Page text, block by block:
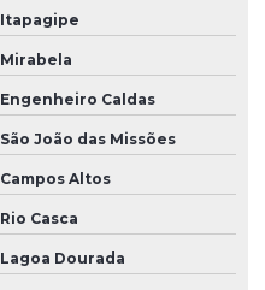
Itapagipe
Mirabela
Engenheiro Caldas
São João das Missões
Campos Altos
Rio Casca
Lagoa Dourada